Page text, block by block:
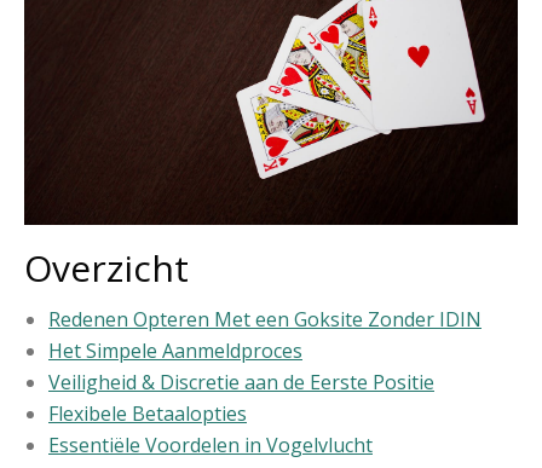
Overzicht
Redenen Opteren Met een Goksite Zonder IDIN
Het Simpele Aanmeldproces
Veiligheid & Discretie aan de Eerste Positie
Flexibele Betaalopties
Essentiële Voordelen in Vogelvlucht